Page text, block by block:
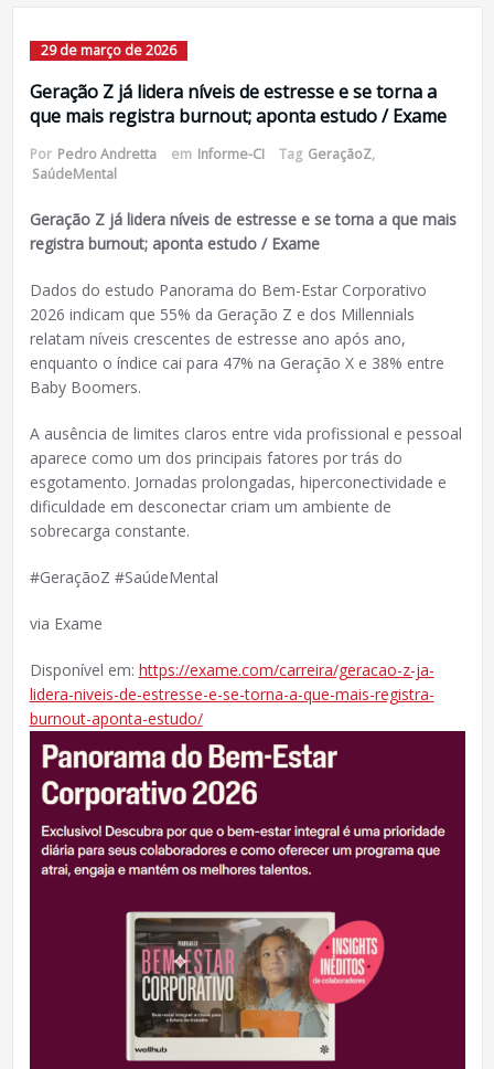
29 de março de 2026
Geração Z já lidera níveis de estresse e se torna a
que mais registra burnout; aponta estudo / Exame
Por Pedro Andretta em Informe-CI Tag GeraçãoZ,
SaúdeMental
Geração Z já lidera níveis de estresse e se torna a que mais
registra burnout; aponta estudo / Exame
Dados do estudo Panorama do Bem-Estar Corporativo
2026 indicam que 55% da Geração Z e dos Millennials
relatam níveis crescentes de estresse ano após ano,
enquanto o índice cai para 47% na Geração X e 38% entre
Baby Boomers.
A ausência de limites claros entre vida profissional e pessoal
aparece como um dos principais fatores por trás do
esgotamento. Jornadas prolongadas, hiperconectividade e
dificuldade em desconectar criam um ambiente de
sobrecarga constante.
#GeraçãoZ #SaúdeMental
via Exame
Disponível em: https://exame.com/carreira/geracao-z-ja-
lidera-niveis-de-estresse-e-se-torna-a-que-mais-registra-
burnout-aponta-estudo/